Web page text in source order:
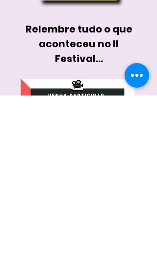
Relembre tudo o que
aconteceu no II
Festival...